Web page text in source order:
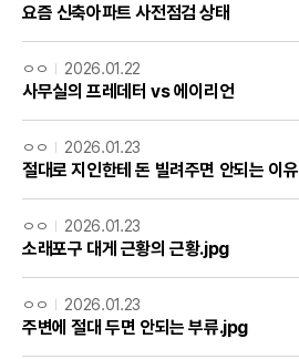
요즘 신축아파트 사전점검 상태
ㅇㅇ 2026.01.22
사무실의 프레데터 vs 에이리언
ㅇㅇ 2026.01.23
절대로 지인한테 돈 빌려주면 안되는 이유
ㅇㅇ 2026.01.23
소래포구 대게 근황의 근황.jpg
ㅇㅇ 2026.01.23
주변에 절대 두면 안되는 부류.jpg